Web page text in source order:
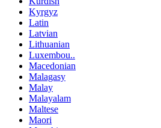
Kyrgyz
Latin
Latvian
Lithuanian
Luxembou..
Macedonian
Malagasy
Malay
Malayalam
Maltese
Maori